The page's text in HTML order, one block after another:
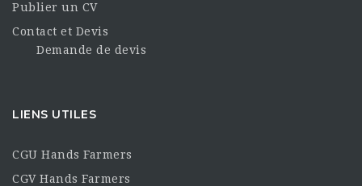
Publier un CV
Contact et Devis
Demande de devis
LIENS UTILES
CGU Hands Farmers
CGV Hands Farmers